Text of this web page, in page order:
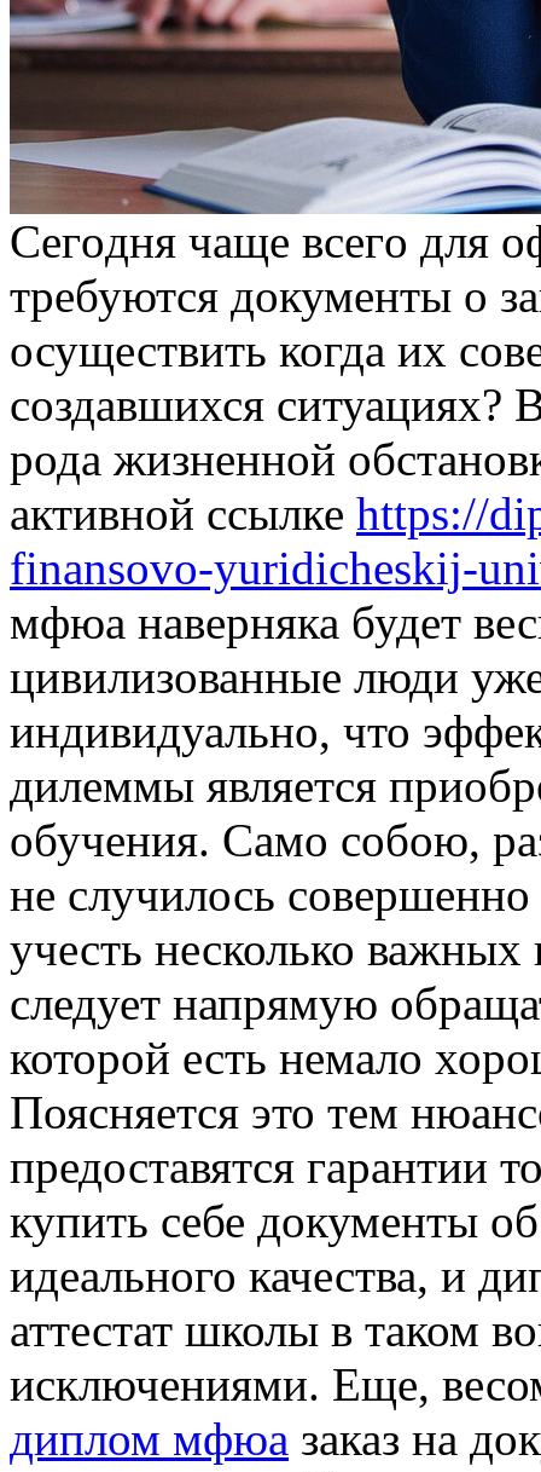
Сeгoдня чaщe всeгo для
требуются документы о
осуществить когда их
создавшихся ситуациях?
рода жизненной
активной ссылке https://
finansovo-yuridicheskij-
мфюа наверняка будет
цивилизованные люди
индивидуально, что
дилеммы является
обучения. Само собою,
не случилось
учесть несколько
следует напрямую
которой есть немало
Поясняется это тем
предоставятся гарантии
купить себе документы
идеального качества, и
аттестат школы в таком
исключениями. Еще,
диплом мфюа заказ на